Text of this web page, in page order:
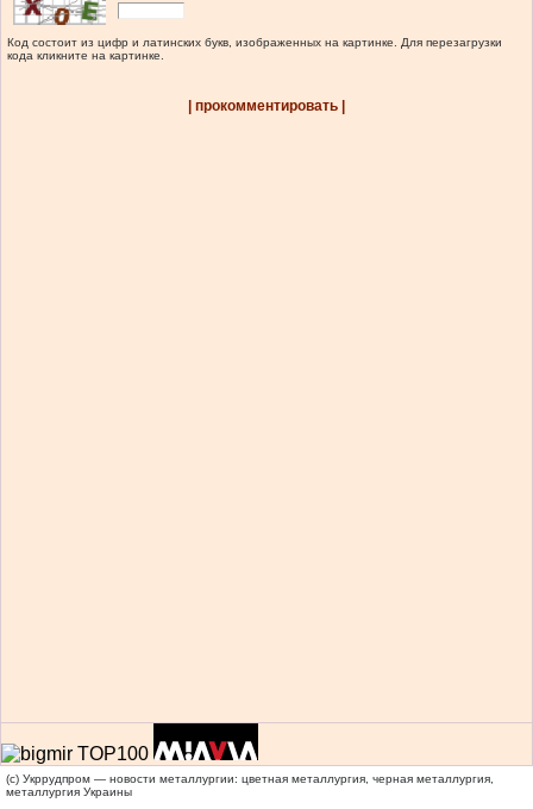
Код состоит из цифр и латинских букв, изображенных на картинке. Для перезагрузки
кода кликните на картинке.
| прокомментировать |
(c) Укррудпром — новости металлургии: цветная металлургия, черная металлургия,
металлургия Украины